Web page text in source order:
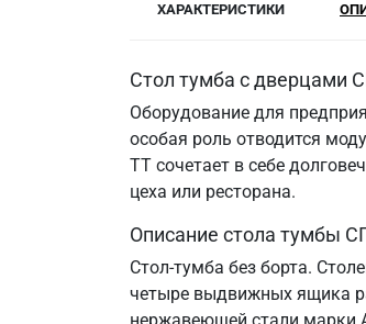
ХАРАКТЕРИСТИКИ
Стол тумба с дверцами
Оборудование для
особая роль отводится
ТТ сочетает в себе
цеха или ресторана.
Описание стола тумбы
Стол-тумба без борта.
четыре выдвижных ящика